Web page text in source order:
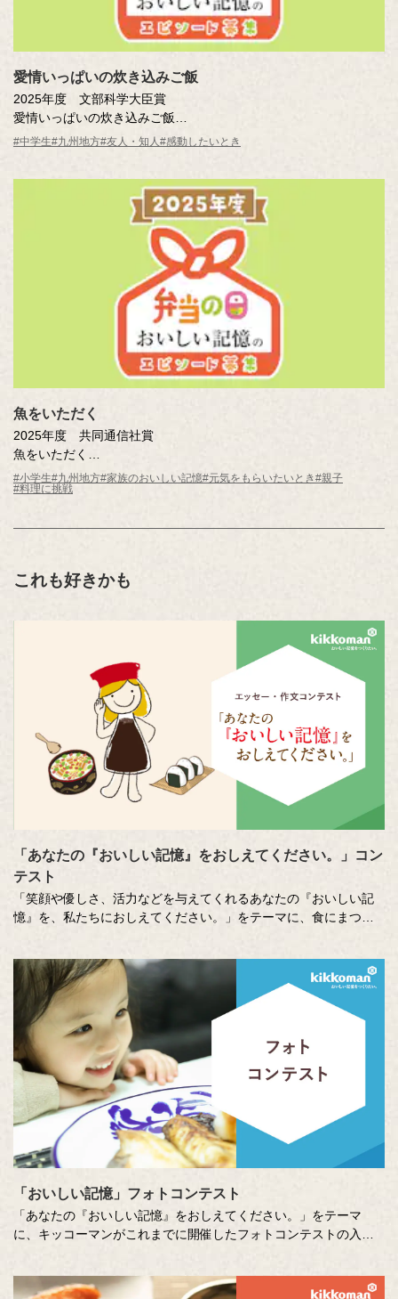
愛情いっぱいの炊き込みご飯
2025年度 文部科学大臣賞
愛情いっぱいの炊き込みご飯
吉田 かりん結愛（大分県 別府市立別府西中学校1年 ）
#中学生#九州地方#友人・知人 #感動したいとき
魚をいただく
2025年度 共同通信社賞
魚をいただく
赤瀬川 想太（鹿児島県 鹿児島市立伊敷台小学校5年 ）
#小学生#九州地方#家族のおいしい記憶#元気をもらいたいとき#親子
#料理に挑戦
これも好きかも
「あなたの『おいしい記憶』をおしえてください。」コン
テスト
「笑顔や優しさ、活力などを与えてくれるあなたの『おいしい記
憶』を、私たちにおしえてください。」をテーマに、食にまつわ
各年代から数多くのこころあたたまる作品が寄せられています。
少し前向きになれる、今が大切になる。そんな「おいしい記憶」
をつづった、歴代の受賞作品をご紹介します。
「おいしい記憶」フォトコンテスト
「あなたの『おいしい記憶』をおしえてください。」をテーマ
に、キッコーマンがこれまでに開催したフォトコンテストの入賞
一枚が集まりました。